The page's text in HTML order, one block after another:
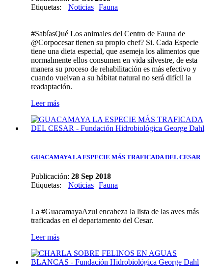
Etiquetas: Noticias Fauna
#SabíasQué Los animales del Centro de Fauna de
@Corpocesar tienen su propio chef? Si. Cada Especie
tiene una dieta especial, que asemeja los alimentos que
normalmente ellos consumen en vida silvestre, de esta
manera su proceso de rehabilitación es más efectivo y
cuando vuelvan a su hábitat natural no será difícil la
readaptación.
Leer más
GUACAMAYA LA ESPECIE MÁS TRAFICADA DEL CESAR
Publicación: 28 Sep 2018
Etiquetas: Noticias Fauna
La #GuacamayaAzul encabeza la lista de las aves más
traficadas en el departamento del Cesar.
Leer más